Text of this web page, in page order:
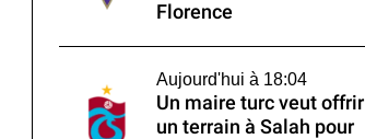
Florence
Aujourd'hui à 18:04
Un maire turc veut offrir
un terrain à Salah pour